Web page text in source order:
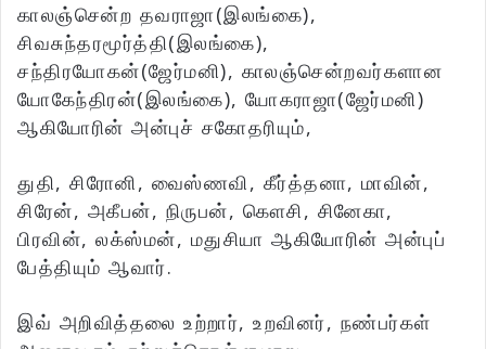
காலஞ்சென்ற தவராஜா(இலங்கை),
சிவசுந்தரமூர்த்தி(இலங்கை),
சந்திரயோகன்(ஜேர்மனி), காலஞ்சென்றவர்களான
யோகேந்திரன்(இலங்கை), யோகராஜா(ஜேர்மனி)
ஆகியோரின் அன்புச் சகோதரியும்,
துதி, சிரோனி, வைஸ்ணவி, கீர்த்தனா, மாவின்,
சிரேன், அகீபன், நிருபன், கௌசி, சினேகா,
பிரவின், லக்ஸ்மன், மதுசியா ஆகியோரின் அன்புப்
பேத்தியும் ஆவார்.
இவ் அறிவித்தலை உற்றார், உறவினர், நண்பர்கள்